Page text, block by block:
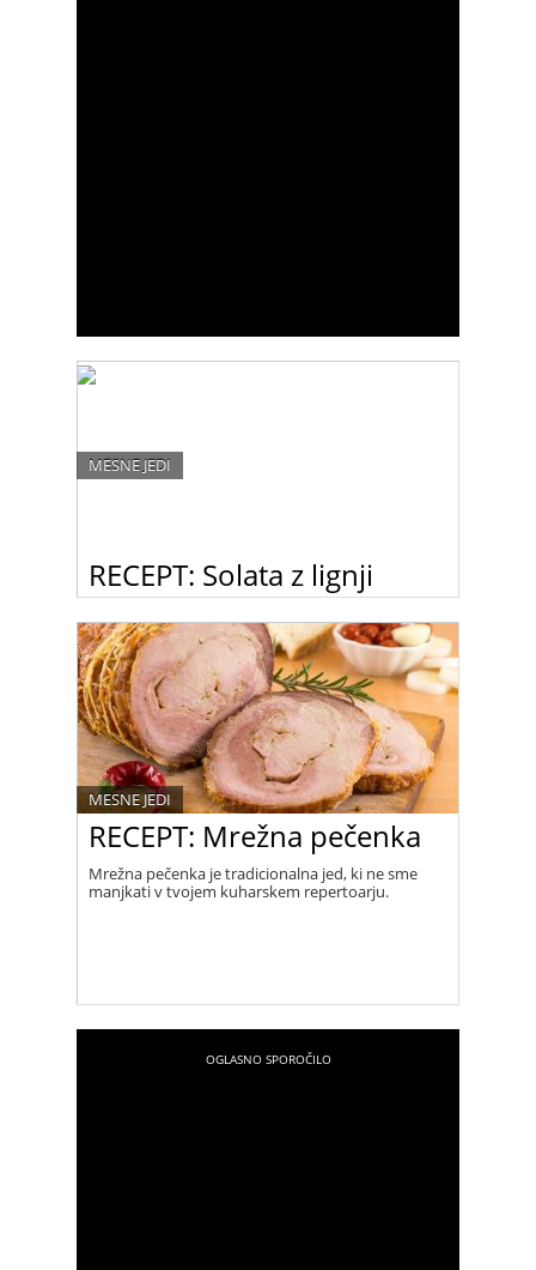
RECEPT: Solata z lignji
MESNE JEDI
RECEPT: Mrežna pečenka
MESNE JEDI
Mrežna pečenka je tradicionalna jed, ki ne sme
manjkati v tvojem kuharskem repertoarju.